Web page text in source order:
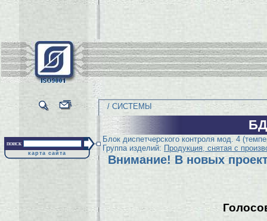
/ СИСТЕМЫ
поиск
карта сайта
Блок диспетчерского контроля мод. 4
Группа изделий: Продукция, снятая с
Внимание! В новых